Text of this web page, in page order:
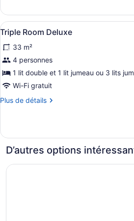
Quintuple
Room
Deluxe
Quintuple
Room
Afficher
toutes
les
photos
pour
ce
de
Room
Deluxe
4
Triple Room Deluxe
33 m²
4 personnes
1 lit double et 1 lit jumeau ou 3 lits
Wi-Fi gratuit
Plus de détails
Plus
Triple
Deluxe
D’autres options
Grand Hyatt Rio De Janeiro